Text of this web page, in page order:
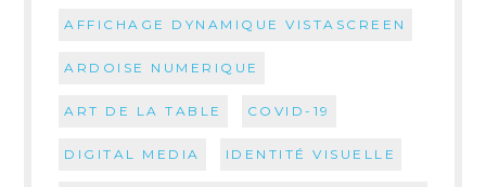
AFFICHAGE DYNAMIQUE VISTASCREEN
ARDOISE NUMERIQUE
ART DE LA TABLE COVID-19
DIGITAL MEDIA IDENTITÉ VISUELLE